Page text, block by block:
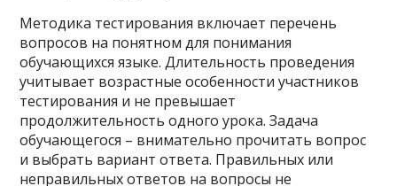
Методика тестирования включает перечень
вопросов на понятном для понимания
обучающихся языке. Длительность проведения
учитывает возрастные особенности участников
тестирования и не превышает
продолжительность одного урока. Задача
обучающегося – внимательно прочитать вопрос
и выбрать вариант ответа. Правильных или
неправильных ответов на вопросы не